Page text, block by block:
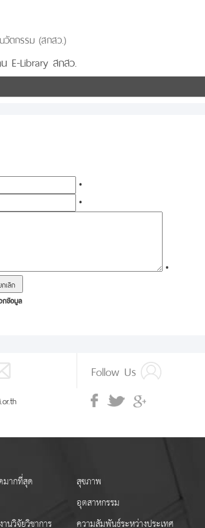
วัตกรรม (สกสว.)
E-Library สกสว.
*
*
*
กข้อมูล
Follow Us
มากที่สุด
นวิจัยวิชาการ
สุขภาพ
อุตสาหกรรม
ความสัมพันธ์ระหว่างประเทศ